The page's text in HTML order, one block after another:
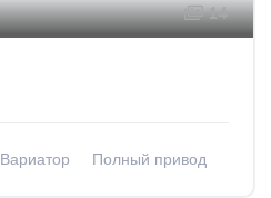
14
Вариатор
Полный привод